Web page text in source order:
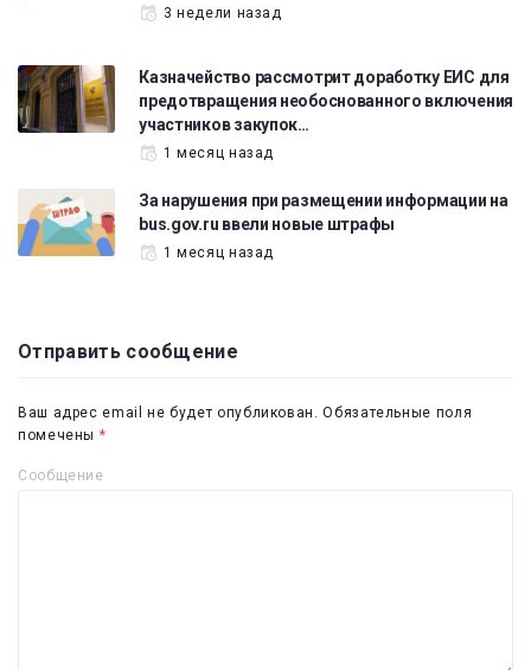
3 недели назад
Казначейство рассмотрит доработку ЕИС для
предотвращения необоснованного включения
участников закупок…
1 месяц назад
За нарушения при размещении информации на
bus.gov.ru ввели новые штрафы
1 месяц назад
Отправить сообщение
Ваш адрес email не будет опубликован. Обязательные поля
помечены *
Сообщение